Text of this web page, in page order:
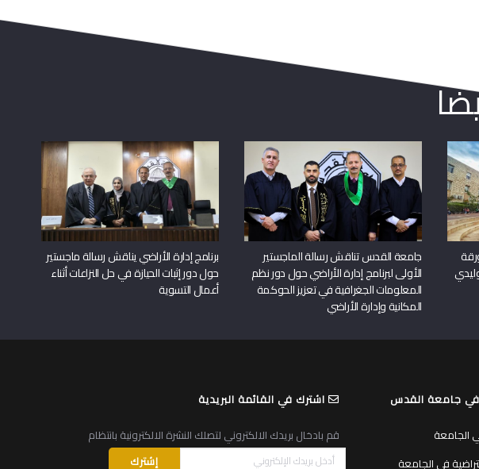
جامعة القدس تناقش رسالة الماجستير
الأولى لبرنامج إدارة الأراضي حول دور نظم
المعلومات الجغرافية في تعزيز الحوكمة
المكانية وإدارة الأراضي
برنامج إدارة الأراضي يناقش رسالة ماجستير
حول دور إثبات الحيازة في حل النزاعات أثناء
أعمال التسوية
في جامعة القدس
الجامعة
في الجامعة
اشترك في القائمة البريدية
قم بادخال بريدك الالكتروني لتصلك النشرة الالكترونية بانتظام